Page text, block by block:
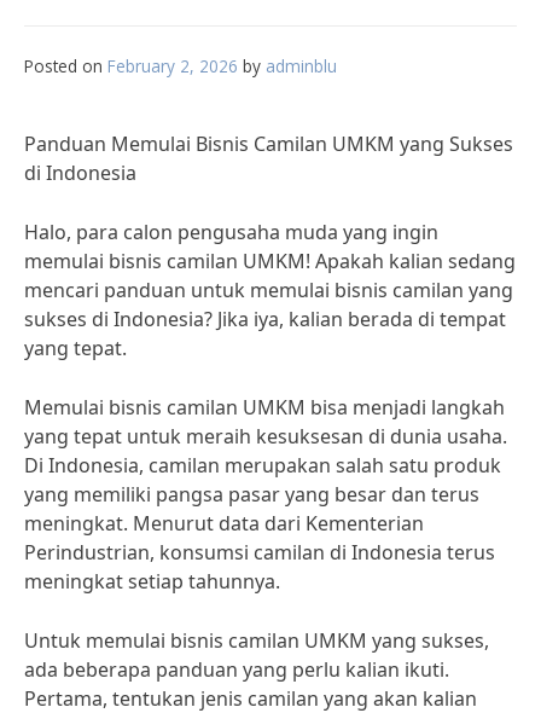
Posted on February 2, 2026 by adminblu
Panduan Memulai Bisnis Camilan UMKM yang Sukses
di Indonesia
Halo, para calon pengusaha muda yang ingin
memulai bisnis camilan UMKM! Apakah kalian sedang
mencari panduan untuk memulai bisnis camilan yang
sukses di Indonesia? Jika iya, kalian berada di tempat
yang tepat.
Memulai bisnis camilan UMKM bisa menjadi langkah
yang tepat untuk meraih kesuksesan di dunia usaha.
Di Indonesia, camilan merupakan salah satu produk
yang memiliki pangsa pasar yang besar dan terus
meningkat. Menurut data dari Kementerian
Perindustrian, konsumsi camilan di Indonesia terus
meningkat setiap tahunnya.
Untuk memulai bisnis camilan UMKM yang sukses,
ada beberapa panduan yang perlu kalian ikuti.
Pertama, tentukan jenis camilan yang akan kalian